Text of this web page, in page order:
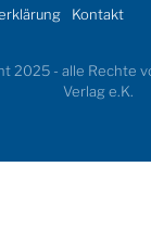
Kontakt
2025 - alle Rechte
Verlag e.K.
über den gesperrten